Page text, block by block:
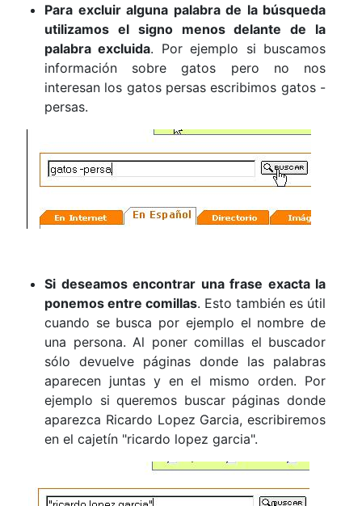
Para excluir alguna palabra de la búsqueda
utilizamos el signo menos delante de la
palabra excluida. Por ejemplo si buscamos
información sobre gatos pero no nos
interesan los gatos persas escribimos gatos -
persas.
Si deseamos encontrar una frase exacta la
ponemos entre comillas. Esto también es útil
cuando se busca por ejemplo el nombre de
una persona. Al poner comillas el buscador
sólo devuelve páginas donde las palabras
aparecen juntas y en el mismo orden. Por
ejemplo si queremos buscar páginas donde
aparezca Ricardo Lopez Garcia, escribiremos
en el cajetín "ricardo lopez garcia".